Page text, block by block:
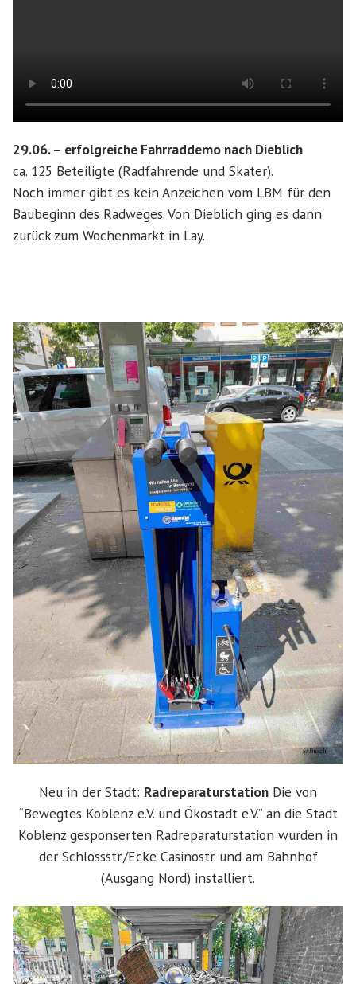
29.06. – erfolgreiche Fahrraddemo nach Dieblich
ca. 125 Beteiligte (Radfahrende und Skater).
Noch immer gibt es kein Anzeichen vom LBM für den
Baubeginn des Radweges. Von Dieblich ging es dann
zurück zum Wochenmarkt in Lay.
Neu in der Stadt: Radreparaturstation Die von
“Bewegtes Koblenz e.V. und Ökostadt e.V.” an die Stadt
Koblenz gesponserten Radreparaturstation wurden in
der Schlossstr./Ecke Casinostr. und am Bahnhof
(Ausgang Nord) installiert.